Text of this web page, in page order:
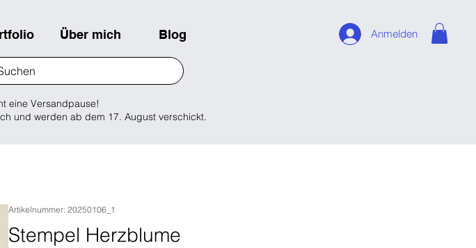
eine Versandpause!
und werden ab dem 17. August verschickt.
Über mich Blog Anmelden
Artikelnummer: 20250106_1
Stempel Herzblume